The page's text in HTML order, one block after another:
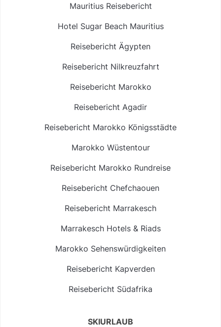
Mauritius Reisebericht
Hotel Sugar Beach Mauritius
Reisebericht Ägypten
Reisebericht Nilkreuzfahrt
Reisebericht Marokko
Reisebericht Agadir
Reisebericht Marokko Königsstädte
Marokko Wüstentour
Reisebericht Marokko Rundreise
Reisebericht Chefchaouen
Reisebericht Marrakesch
Marrakesch Hotels & Riads
Marokko Sehenswürdigkeiten
Reisebericht Kapverden
Reisebericht Südafrika
SKIURLAUB